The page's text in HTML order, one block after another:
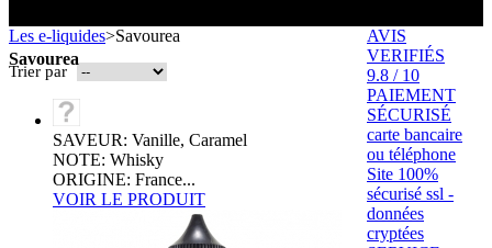
- FORMATS ÉCONOMIQUES
- LES PLUS VENDUS
- LES PACKS PROMOS
- RECHERCHE AVANCÉE
Boxs
batterie
intégrée
Emission "C'est dans l'air"
Reportage Vox Pop ARTE
Interview France Bleu Genericlop
Savourea
Les e-liquides>Savourea
Trier par
SAVEUR: Vanille, Caramel
NOTE: Whisky
ORIGINE: France...
VOIR LE PRODUIT
AVIS
VERIFIÉS
9.8 / 10
PAIEMENT
SÉCURISÉ
carte bancaire
ou téléphone
Site 100%
sécurisé ssl -
données
cryptées